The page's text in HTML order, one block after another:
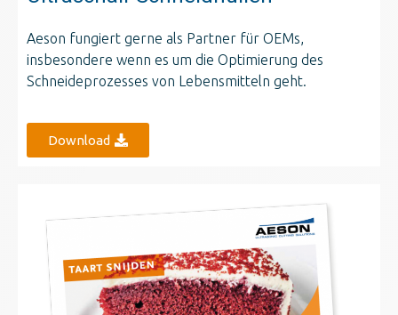
Aeson fungiert gerne als Partner für OEMs,
insbesondere wenn es um die Optimierung des
Schneideprozesses von Lebensmitteln geht.
Download